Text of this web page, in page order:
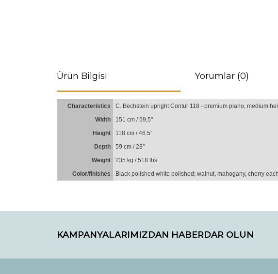
Ürün Bilgisi Yorumlar (0)
Characteristics
C. Bechstein upright Contur 118 - premium piano, medium
Width
151 cm / 59,5"
Height
118 cm / 46.5"
Depth
59 cm / 23"
Weight
235 kg / 518 lbs
Color/finishes
Black polished white polished; walnut, mahogany, cherry
Görüş ve önerileriniz için teşekkür ederiz.
Ürün resmi kalitesiz, bozuk veya görüntülenemiyor.
KAMPANYALARIMIZDAN HABERDAR OLUN